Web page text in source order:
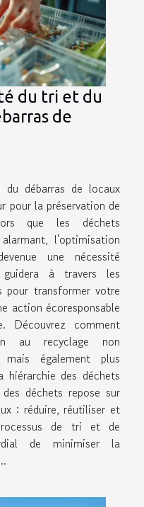
du tri et du
de
débarras de locaux
pour la préservation de
que les déchets
l'optimisation
une nécessité
à travers les
pour transformer votre
action écoresponsable
Découvrez comment
au recyclage non
également plus
hiérarchie des déchets
déchets repose sur
: réduire, réutiliser et
de tri et de
de minimiser la